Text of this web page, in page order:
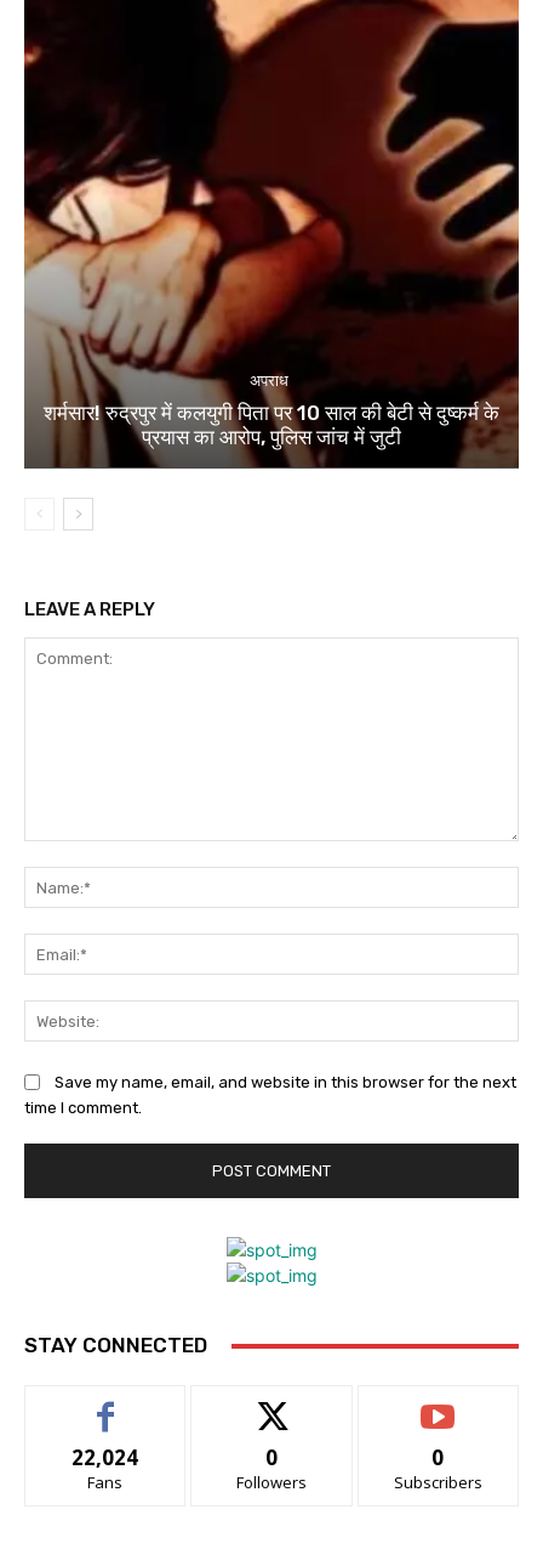
अपराध
शर्मसार! रुद्रपुर में कलयुगी पिता पर 10 साल की बेटी से दुष्कर्म के
प्रयास का आरोप, पुलिस जांच में जुटी
LEAVE A REPLY
Save my name, email, and website in this browser for the next
time I comment.
STAY CONNECTED
22,024
Fans
0
Followers
0
Subscribers